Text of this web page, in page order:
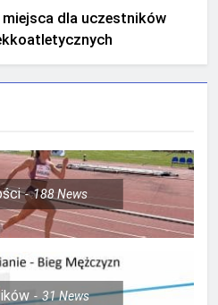
dla uczestników
188News
31News